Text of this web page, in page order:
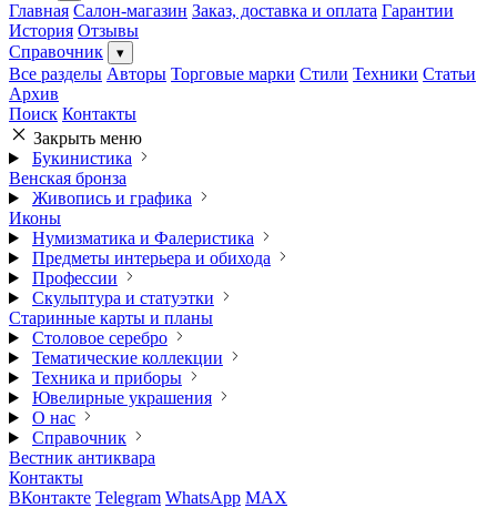
Главная Салон-магазин Заказ, доставка и оплата Гарантии
История Отзывы
Справочник
▾
Все разделы Авторы Торговые марки Стили Техники Статьи
Архив
Поиск Контакты
Закрыть меню
Букинистика
Венская бронза
Живопись и графика
Иконы
Нумизматика и Фалеристика
Предметы интерьера и обихода
Профессии
Скульптура и статуэтки
Старинные карты и планы
Столовое серебро
Тематические коллекции
Техника и приборы
Ювелирные украшения
О нас
Справочник
Вестник антиквара
Контакты
ВКонтакте Telegram WhatsApp MAX